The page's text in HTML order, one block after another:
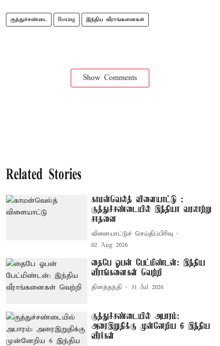
குத்துச்சண்டை Boxing இந்திய வீராங்கனைகள்
Show Comments
Related Stories
காமன்வெல்த் விளையாட்டு :
குத்துச்சண்டையில் இந்தியா வரலாற்று
சாதனை
விளையாட்டுச் செய்திப்பிரிவு
02 Aug 2026
தைபே ஓபன் பேட்மிண்டன்: இந்திய
வீராங்கனைகள் வெற்றி
தினத்தந்தி 31 Jul 2026
குத்துச்சண்டையில் அபாரம்:
அரைஇறுதிக்கு முன்னேறிய 6 இந்திய
வீரர்கள்